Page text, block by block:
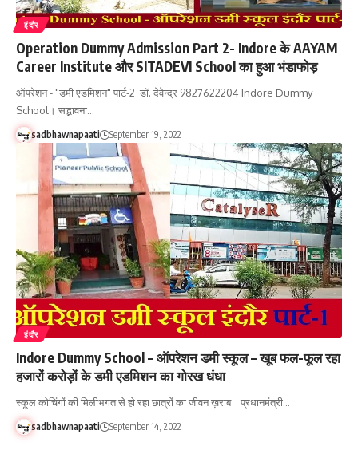
इंदौर
Operation Dummy Admission Part 2- Indore के AAYAM
Career Institute और SITADEVI School का हुआ भंडाफोड़
ऑपरेशन - "डमी एडमिशन" पार्ट-2 डॉ. देवेन्द्र 9827622204 Indore Dummy
School। सद्भावना…
sadbhawnapaati September 19, 2022
इंदौर
Indore Dummy School – ऑपरेशन डमी स्कूल – खूब फल-फूल रहा
हजारों करोड़ों के डमी एडमिशन का गोरख धंधा
स्कूल कोचिंगों की मिलीभगत से हो रहा छात्रों का जीवन ख़राब प्रधानमंत्री…
sadbhawnapaati September 14, 2022